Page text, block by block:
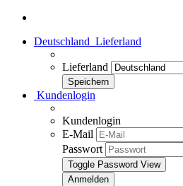
Deutschland Lieferland
Lieferland
Kundenlogin
Kundenlogin
E-Mail
Passwort
Toggle Password View